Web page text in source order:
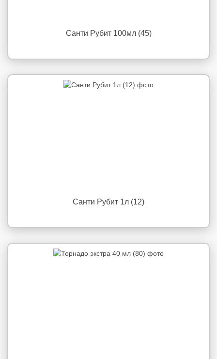
Санти Рубит 100мл (45)
Санти Рубит 1л (12)